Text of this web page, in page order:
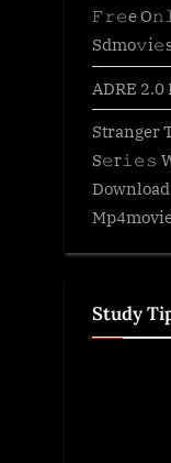
𝙵𝚛𝚎e
ADRE
Stranger
S𝚎r𝚒𝚎𝚜
Study